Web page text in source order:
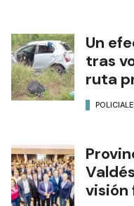
Un
tras
ruta
visión